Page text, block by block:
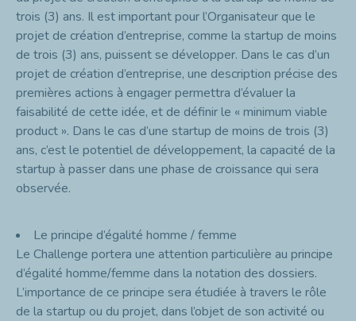
trois (3) ans. Il est important pour l’Organisateur que le
projet de création d’entreprise, comme la startup de moins
de trois (3) ans, puissent se développer. Dans le cas d’un
projet de création d’entreprise, une description précise des
premières actions à engager permettra d’évaluer la
faisabilité de cette idée, et de définir le « minimum viable
product ». Dans le cas d’une startup de moins de trois (3)
ans, c’est le potentiel de développement, la capacité de la
startup à passer dans une phase de croissance qui sera
observée.
Le principe d’égalité homme / femme
Le Challenge portera une attention particulière au principe
d’égalité homme/femme dans la notation des dossiers.
L’importance de ce principe sera étudiée à travers le rôle
de la startup ou du projet, dans l’objet de son activité ou